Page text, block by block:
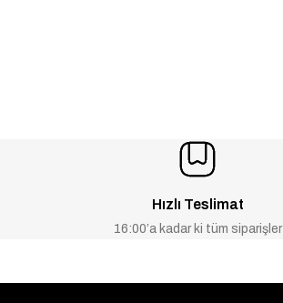
Hızlı Teslimat
16:00’a kadar ki tüm siparişler